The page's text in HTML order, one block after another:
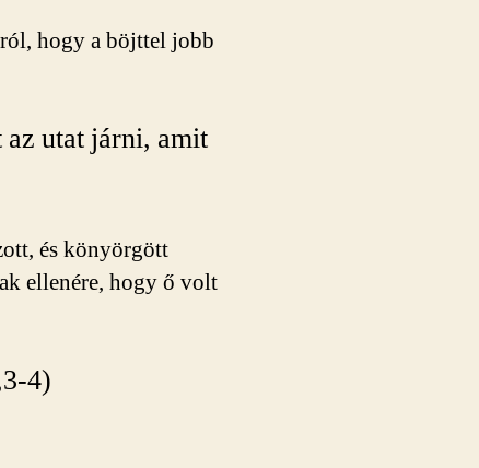
hogy a böjttel jobb
az utat járni, amit
és könyörgött
ellenére, hogy ő volt
4)